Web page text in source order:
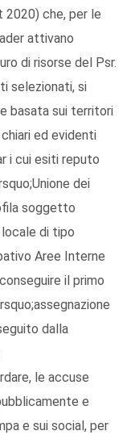
che, per le
attivano
di risorse del Psr.
selezionati, si
basata sui territori
ed evidenti
i cui esiti reputo
dei
soggetto
di tipo
Aree Interne
il primo
dalla
le accuse
e
e sui social, per